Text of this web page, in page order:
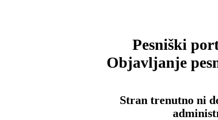
Pesniški
Objavljanje
Stran trenutno ni